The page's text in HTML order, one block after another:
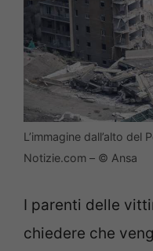
L’immagine dall’alto
Notizie.com – © Ansa
I parenti delle
chiedere che